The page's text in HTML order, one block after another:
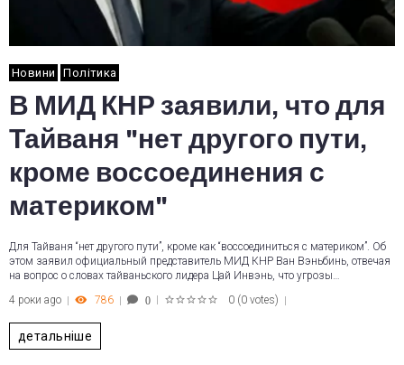
Новини Політика
В МИД КНР заявили, что для
Тайваня "нет другого пути,
кроме воссоединения с
материком"
Для Тайваня “нет другого пути”, кроме как “воссоединиться с материком”. Об
этом заявил официальный представитель МИД КНР Ван Вэньбинь, отвечая
на вопрос о словах тайваньского лидера Цай Инвэнь, что угрозы…
4 роки ago
786 0 0 (0 votes)
детальніше